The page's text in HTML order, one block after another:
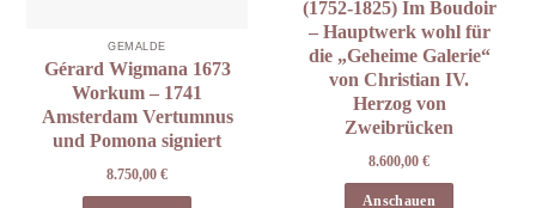
GEMÄLDE
Gérard Wigmana 1673
Workum – 1741
Amsterdam Vertumnus
und Pomona signiert
8.750,00 €
(1752-1825) Im Boudoir
– Hauptwerk wohl für
die „Geheime Galerie“
von Christian IV.
Herzog von
Zweibrücken
8.600,00 €
Anschauen